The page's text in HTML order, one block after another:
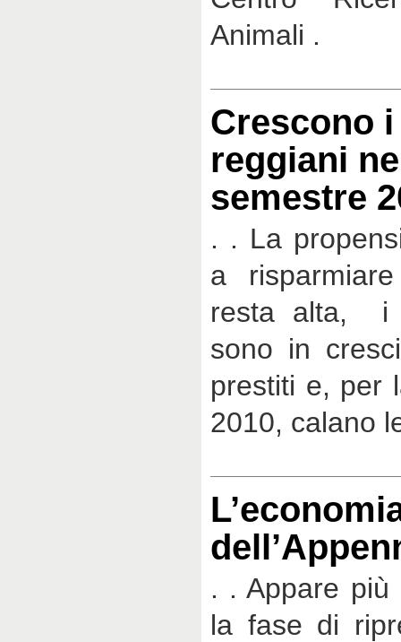
Animali .
Crescono
reggiani
semestre
. . La
a
resta alta, i
sono in
prestiti e, per
2010, calano
. . Appare più
la fase di